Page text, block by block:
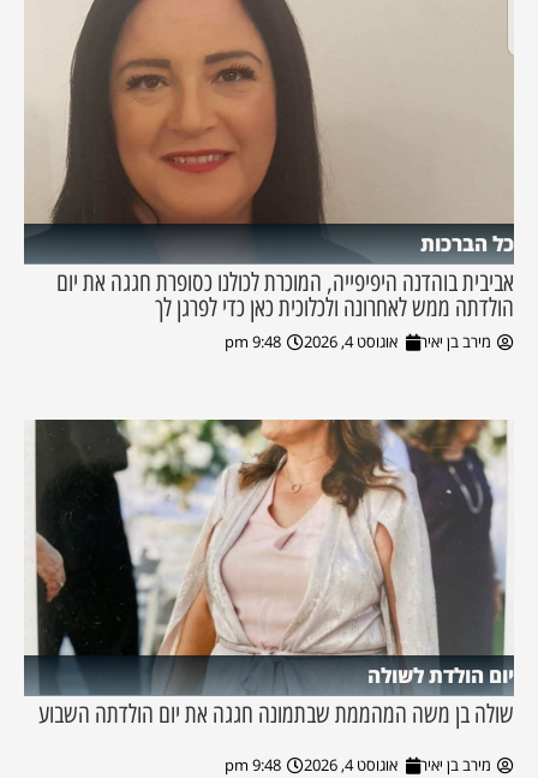
כל הברכות
אביבית בוהדנה היפיפייה, המוכרת לכולנו כסופרת חגגה את יום
הולדתה ממש לאחרונה ולכלוכית כאן כדי לפרגן לך
מירב בן יאיר אוגוסט 4, 2026 9:48 pm
יום הולדת לשולה
שולה בן משה המהממת שבתמונה חגגה את יום הולדתה השבוע
מירב בן יאיר אוגוסט 4, 2026 9:48 pm